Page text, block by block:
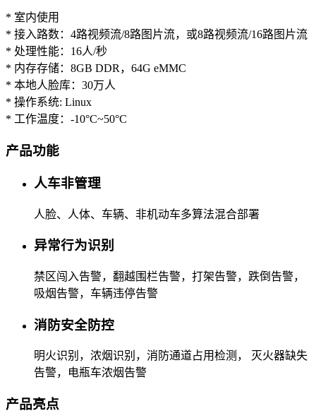
* 室内使用
* 接入路数：4路视频流/8路图片流，或8路视频流/16路图片流
* 处理性能：16人/秒
* 内存存储：8GB DDR，64G eMMC
* 本地人脸库：30万人
* 操作系统: Linux
* 工作温度：-10°C~50°C
产品功能
人车非管理
人脸、人体、车辆、非机动车多算法混合部署
异常行为识别
禁区闯入告警，翻越围栏告警，打架告警，跌倒告警，
吸烟告警，车辆违停告警
消防安全防控
明火识别，浓烟识别，消防通道占用检测， 灭火器缺失
告警，电瓶车浓烟告警
产品亮点